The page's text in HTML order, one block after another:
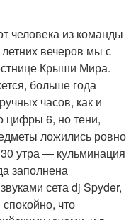
человека из команды
вечеров мы с
Крыши Мира.
больше года
часов, как и
цифры 6, но тени,
ложились ровно
утра — кульминация
заполнена
сета dj Spyder,
что